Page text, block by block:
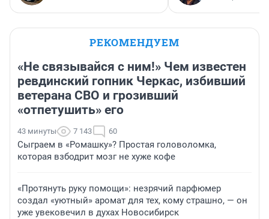
РЕКОМЕНДУЕМ
«Не связывайся с ним!» Чем известен
ревдинский гопник Черкас, избивший
ветерана СВО и грозивший
«отпетушить» его
43 минуты 7 143 60
Сыграем в «Ромашку»? Простая головоломка,
которая взбодрит мозг не хуже кофе
«Протянуть руку помощи»: незрячий парфюмер
создал «уютный» аромат для тех, кому страшно, — он
уже увековечил в духах Новосибирск